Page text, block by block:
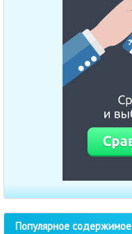
Популярное содержимое